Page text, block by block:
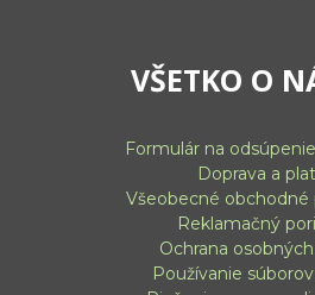
VŠETKO O
Formulár na
Doprava a
Všeobecné
Reklamačný
Ochrana
Používanie